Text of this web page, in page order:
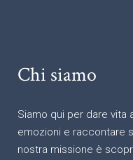
Chi siamo
Siamo qui per dare vita
emozioni e raccontare
nostra missione è